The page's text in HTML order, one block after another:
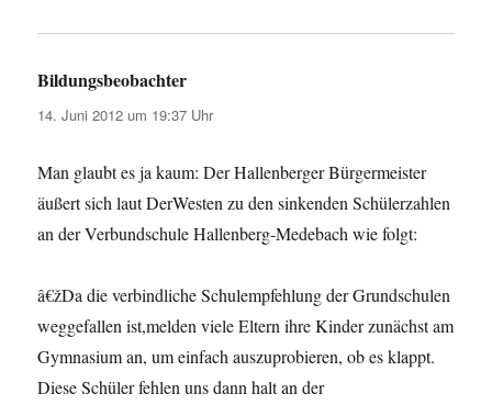
Bildungsbeobachter
14. Juni 2012 um 19:37 Uhr
Man glaubt es ja kaum: Der Hallenberger Bürgermeister
äußert sich laut DerWesten zu den sinkenden Schülerzahlen
an der Verbundschule Hallenberg-Medebach wie folgt:
â€žDa die verbindliche Schulempfehlung der Grundschulen
weggefallen ist,melden viele Eltern ihre Kinder zunächst am
Gymnasium an, um einfach auszuprobieren, ob es klappt.
Diese Schüler fehlen uns dann halt an der